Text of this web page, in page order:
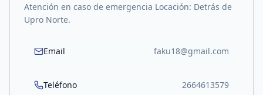
Atención en caso de emergencia Locación: Detrás de
Upro Norte.
Email faku18@gmail.com
Teléfono 2664613579